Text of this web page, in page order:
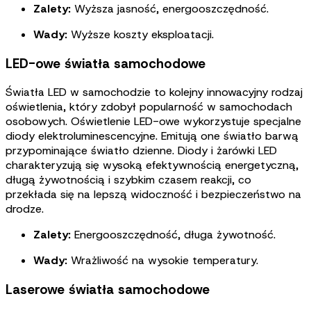
Zalety: Wyższa jasność, energooszczędność.
Wady: Wyższe koszty eksploatacji.
LED-owe światła samochodowe
Światła LED w samochodzie to kolejny innowacyjny rodzaj
oświetlenia, który zdobył popularność w samochodach
osobowych. Oświetlenie LED-owe wykorzystuje specjalne
diody elektroluminescencyjne. Emitują one światło barwą
przypominające światło dzienne. Diody i żarówki LED
charakteryzują się wysoką efektywnością energetyczną,
długą żywotnością i szybkim czasem reakcji, co
przekłada się na lepszą widoczność i bezpieczeństwo na
drodze.
Zalety: Energooszczędność, długa żywotność.
Wady: Wrażliwość na wysokie temperatury.
Laserowe światła samochodowe